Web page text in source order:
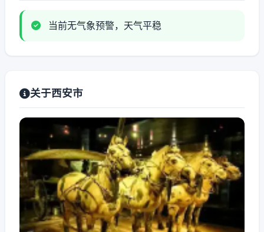
当前无气象预警，天气平稳
关于西安市